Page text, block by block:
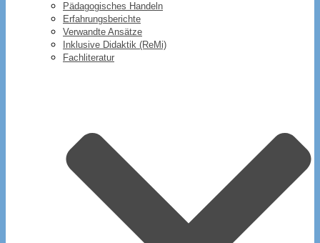
Pädagogisches Handeln
Erfahrungsberichte
Verwandte Ansätze
Inklusive Didaktik (ReMi)
Fachliteratur